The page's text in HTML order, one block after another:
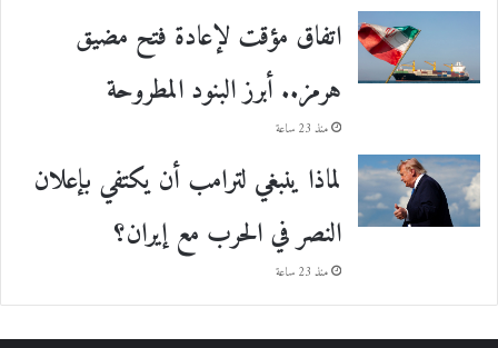
اتفاق مؤقت لإعادة فتح مضيق
هرمز.. أبرز البنود المطروحة
منذ 23 ساعة
لماذا ينبغي لترامب أن يكتفي بإعلان
النصر في الحرب مع إيران؟
منذ 23 ساعة